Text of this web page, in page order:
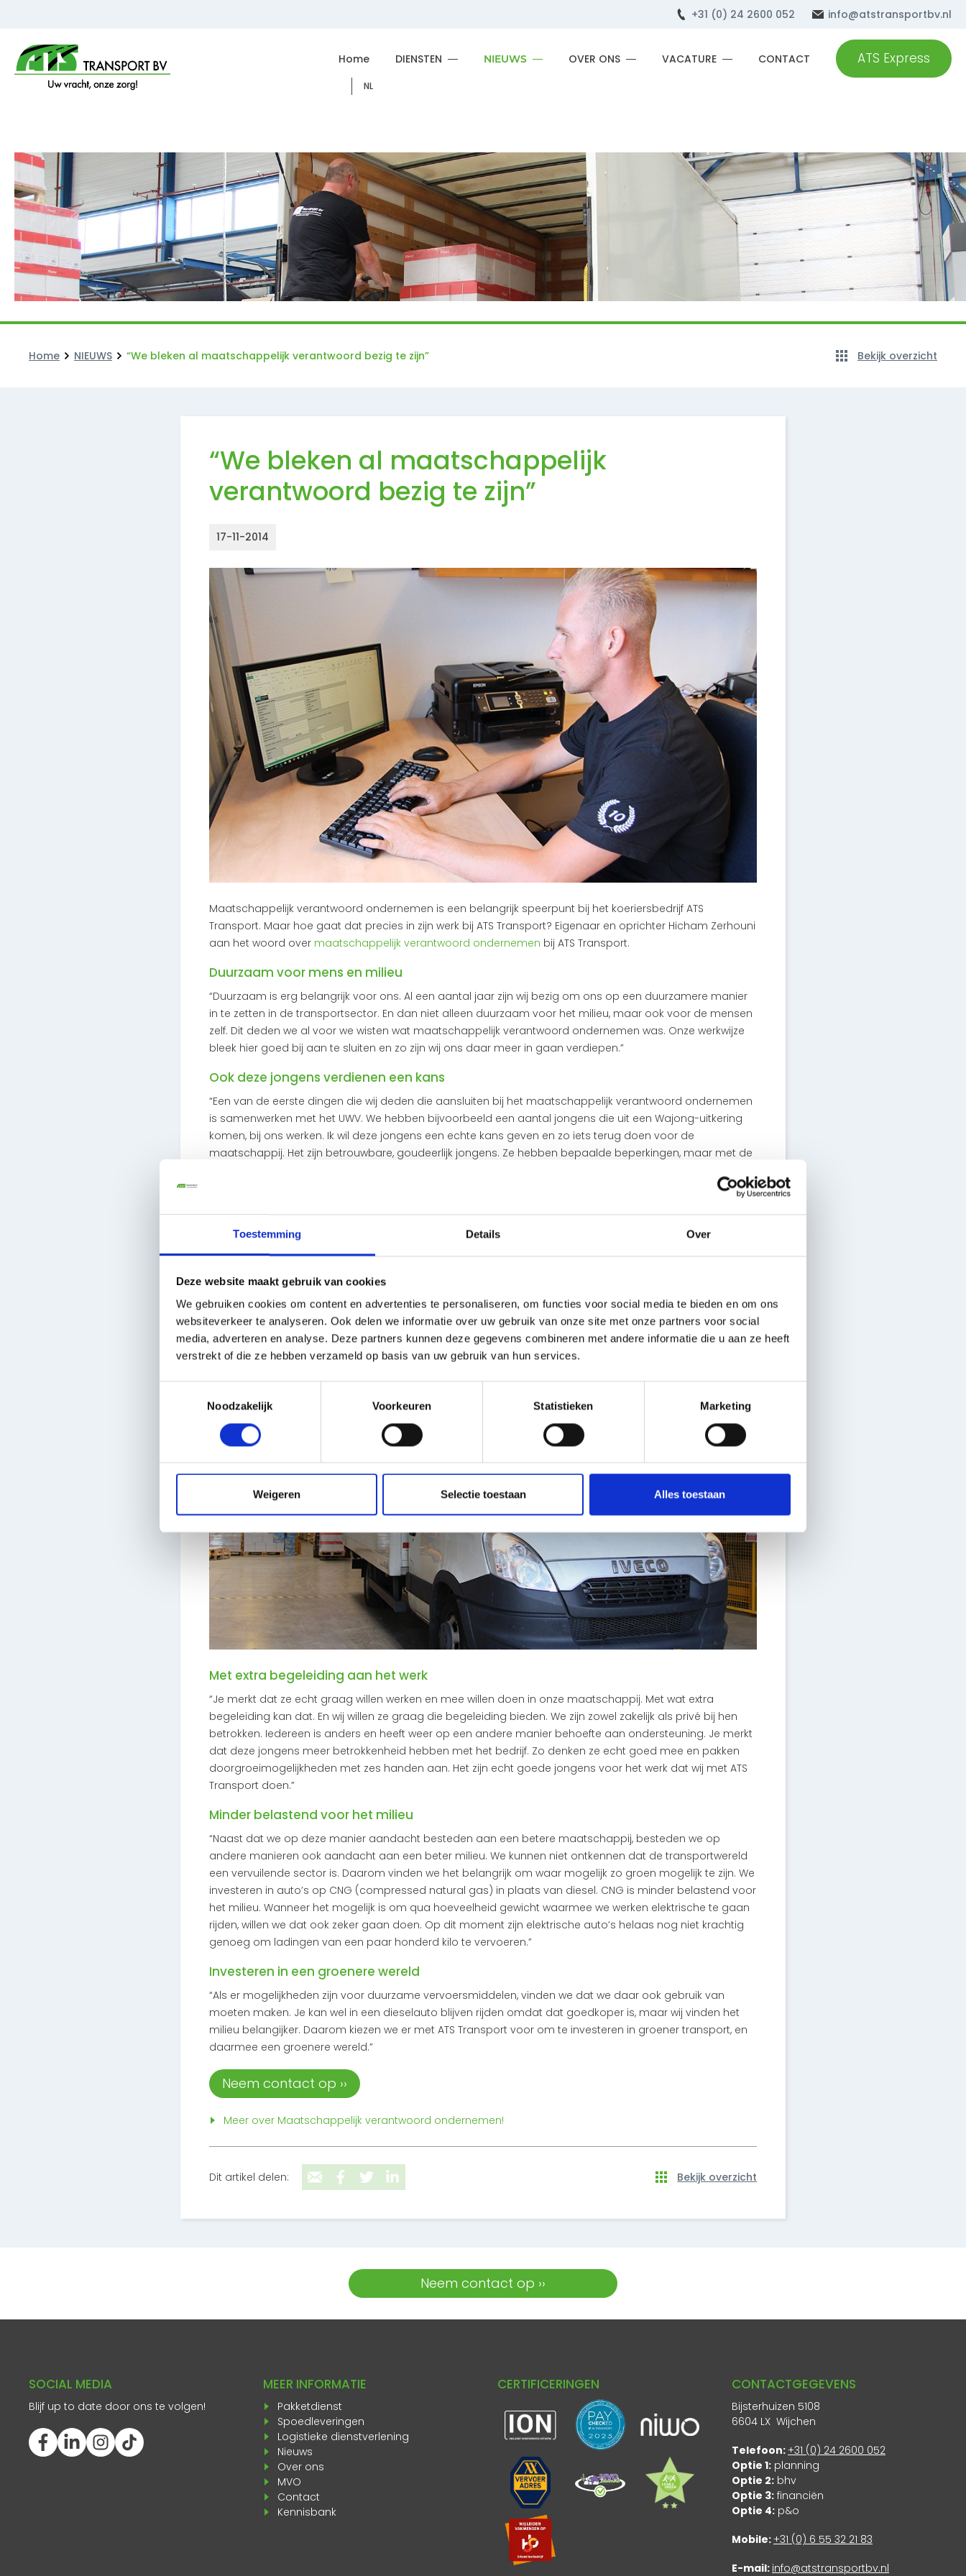
Toestemming Details Over
Deze website maakt gebruik van cookies
We gebruiken cookies om content en advertenties te personaliseren, om functies voor social media te bieden en om ons
websiteverkeer te analyseren. Ook delen we informatie over uw gebruik van onze site met onze partners voor social
media, adverteren en analyse. Deze partners kunnen deze gegevens combineren met andere informatie die u aan ze heeft
verstrekt of die ze hebben verzameld op basis van uw gebruik van hun services.
Noodzakelijk
Voorkeuren Statistieken Marketing
Weigeren Selectie toestaan Alles toestaan
+31 (0) 24 2600 052 info@atstransportbv.nl
Home DIENSTEN NIEUWS OVER ONS VACATURE CONTACT ATS Express
NL
Home NIEUWS “We bleken al maatschappelijk verantwoord bezig te zijn” Bekijk overzicht
“We bleken al maatschappelijk
verantwoord bezig te zijn”
17-11-2014
Maatschappelijk verantwoord ondernemen is een belangrijk speerpunt bij het koeriersbedrijf ATS
Transport. Maar hoe gaat dat precies in zijn werk bij ATS Transport? Eigenaar en oprichter Hicham Zerhouni
aan het woord over maatschappelijk verantwoord ondernemen bij ATS Transport.
Duurzaam voor mens en milieu
“Duurzaam is erg belangrijk voor ons. Al een aantal jaar zijn wij bezig om ons op een duurzamere manier
in te zetten in de transportsector. En dan niet alleen duurzaam voor het milieu, maar ook voor de mensen
zelf. Dit deden we al voor we wisten wat maatschappelijk verantwoord ondernemen was. Onze werkwijze
bleek hier goed bij aan te sluiten en zo zijn wij ons daar meer in gaan verdiepen.”
Ook deze jongens verdienen een kans
“Een van de eerste dingen die wij deden die aansluiten bij het maatschappelijk verantwoord ondernemen
is samenwerken met het UWV. We hebben bijvoorbeeld een aantal jongens die uit een Wajong-uitkering
komen, bij ons werken. Ik wil deze jongens een echte kans geven en zo iets terug doen voor de
maatschappij. Het zijn betrouwbare, goudeerlijk jongens. Ze hebben bepaalde beperkingen, maar met de
“Je merkt dat ze echt graag willen werken en mee willen doen
in onze maatschappij. Met wat extra begeleiding kan dat. En
wij willen ze graag die begeleiding bieden.”
Neem contact op ››
Met extra begeleiding aan het werk
“Je merkt dat ze echt graag willen werken en mee willen doen in onze maatschappij. Met wat extra
begeleiding kan dat. En wij willen ze graag die begeleiding bieden. We zijn zowel zakelijk als privé bij hen
betrokken. Iedereen is anders en heeft weer op een andere manier behoefte aan ondersteuning. Je merkt
dat deze jongens meer betrokkenheid hebben met het bedrijf. Zo denken ze echt goed mee en pakken
doorgroeimogelijkheden met zes handen aan. Het zijn echt goede jongens voor het werk dat wij met ATS
Transport doen.”
Minder belastend voor het milieu
“Naast dat we op deze manier aandacht besteden aan een betere maatschappij, besteden we op
andere manieren ook aandacht aan een beter milieu. We kunnen niet ontkennen dat de transportwereld
een vervuilende sector is. Daarom vinden we het belangrijk om waar mogelijk zo groen mogelijk te zijn. We
investeren in auto’s op CNG (compressed natural gas) in plaats van diesel. CNG is minder belastend voor
het milieu. Wanneer het mogelijk is om qua hoeveelheid gewicht waarmee we werken elektrische te gaan
rijden, willen we dat ook zeker gaan doen. Op dit moment zijn elektrische auto’s helaas nog niet krachtig
genoeg om ladingen van een paar honderd kilo te vervoeren.”
Investeren in een groenere wereld
“Als er mogelijkheden zijn voor duurzame vervoersmiddelen, vinden we dat we daar ook gebruik van
moeten maken. Je kan wel in een dieselauto blijven rijden omdat dat goedkoper is, maar wij vinden het
milieu belangijker. Daarom kiezen we er met ATS Transport voor om te investeren in groener transport, en
daarmee een groenere wereld.”
Neem contact op ››
Meer over Maatschappelijk verantwoord ondernemen!
Dit artikel delen: Bekijk overzicht
Neem contact op ››
SOCIAL MEDIA
Blijf up to date door ons te volgen!
MEER INFORMATIE
Pakketdienst
Spoedleveringen
Logistieke dienstverlening
Nieuws
Over ons
MVO
Contact
Kennisbank
CERTIFICERINGEN CONTACTGEGEVENS
Bijsterhuizen 5108
6604 LX Wijchen
Telefoon: +31 (0) 24 2600 052
Optie 1: planning
Optie 2: bhv
Optie 3: financiën
Optie 4: p&o
Mobile: +31 (0) 6 55 32 21 83
E-mail: info@atstransportbv.nl